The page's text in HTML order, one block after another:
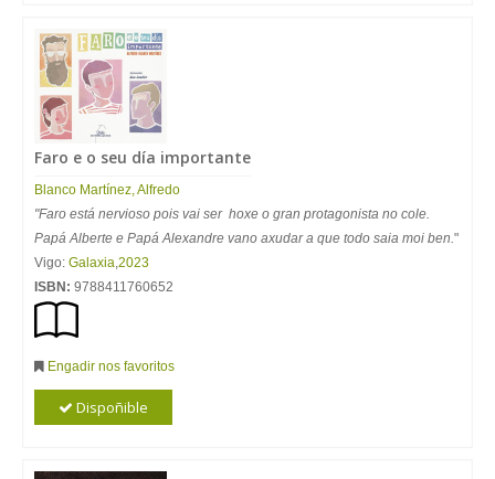
Faro e o seu día importante
Blanco Martínez, Alfredo
"Faro está nervioso pois vai ser hoxe o gran protagonista no cole.
Papá Alberte e Papá Alexandre vano axudar a que todo saia moi ben."
Vigo: Galaxia,2023
ISBN: 9788411760652
Engadir nos favoritos
Dispoñible